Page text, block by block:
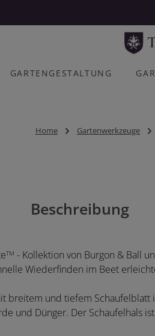
GARTENGESTALTUNG
Home Gartenwerkzeuge
Beschreibung
TM - Kollektion von Burgon & Ball
Wiederfinden im Beet
breitem und tiefem Schaufelblatt
und Dünger. Der Schaufelhals